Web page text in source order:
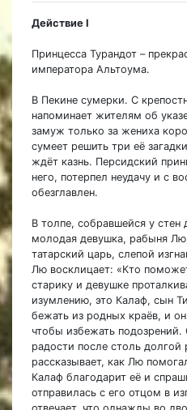
Действие I
Принцесса Турандот –
императора Альтоума.
В Пекине сумерки. С
напоминает жителям об
замуж только за жениха
сумеет решить три её
ждёт казнь. Персидский
него, потерпел неудачу и с
обезглавлен.
В толпе, собравшейся у стен
молодая девушка, рабыня
татарский царь, слепой
Лю восклицает: «Кто
старику и девушке
изумлению, это Калаф, сын
бежать из родных краёв, и он
чтобы избежать
радости после столь долгой
рассказывает, как Лю
Калаф благодарит её и
отправилась с его отцом в